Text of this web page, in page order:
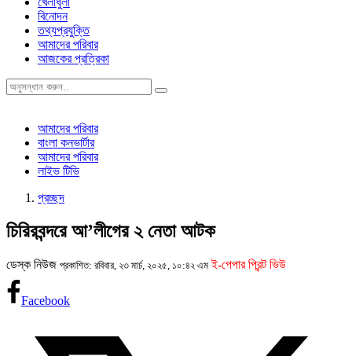
বিনোদন
তথ্যপ্রযুক্তি
আমাদের পরিবার
আজকের প্রত্রিকা
আমাদের পরিবার
বাংলা কনভার্টার
আমাদের পরিবার
লাইভ টিভি
প্রচ্ছদ
চিরিরবন্দরে আ’লীগের ২ নেতা আটক
ডেস্ক নিউজ প্রকাশিত: রবিবার, ২৩ মার্চ, ২০২৫, ১০:৪২ এম ই-পেপার প্রিন্ট ভিউ
Facebook